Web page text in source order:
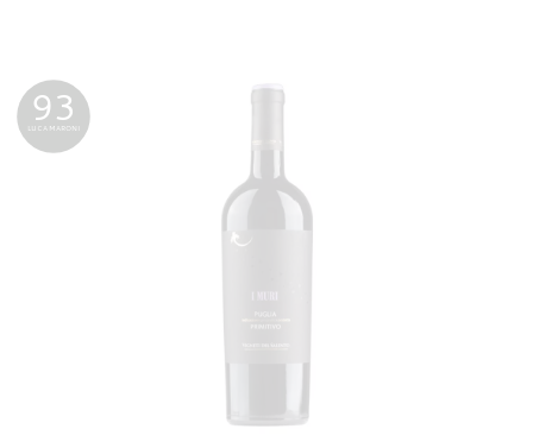
93
LUCA MARONI